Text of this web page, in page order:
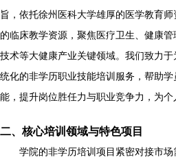
旨，依托徐州医科大学雄厚的医学教育
的临床教学资源，聚焦医疗卫生、健康
技术等大健康产业关键领域。我们致力
统化的非学历职业技能培训服务，帮助
能，提升岗位胜任力与职业竞争力，为个
二、核心培训领域与特色项目
学院的非学历培训项目紧密对接市